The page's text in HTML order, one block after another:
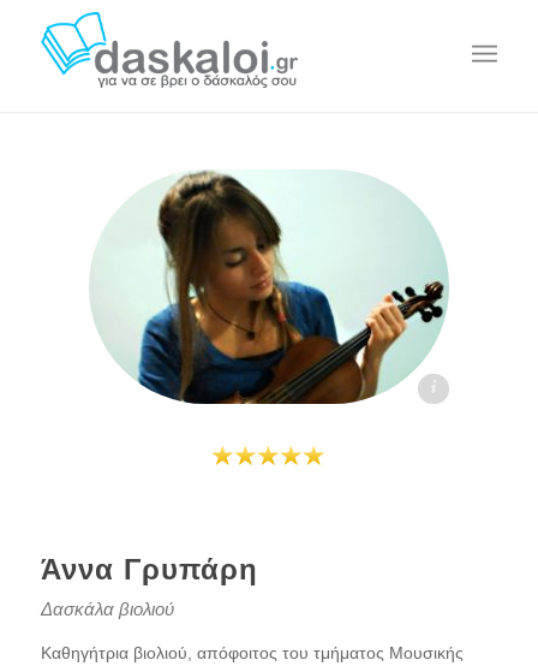
Άννα Γρυπάρη daskaloi.gr
Άννα Γρυπάρη
Δασκάλα βιολιού
Καθηγήτρια βιολιού, απόφοιτος του τμήματος Μουσικής